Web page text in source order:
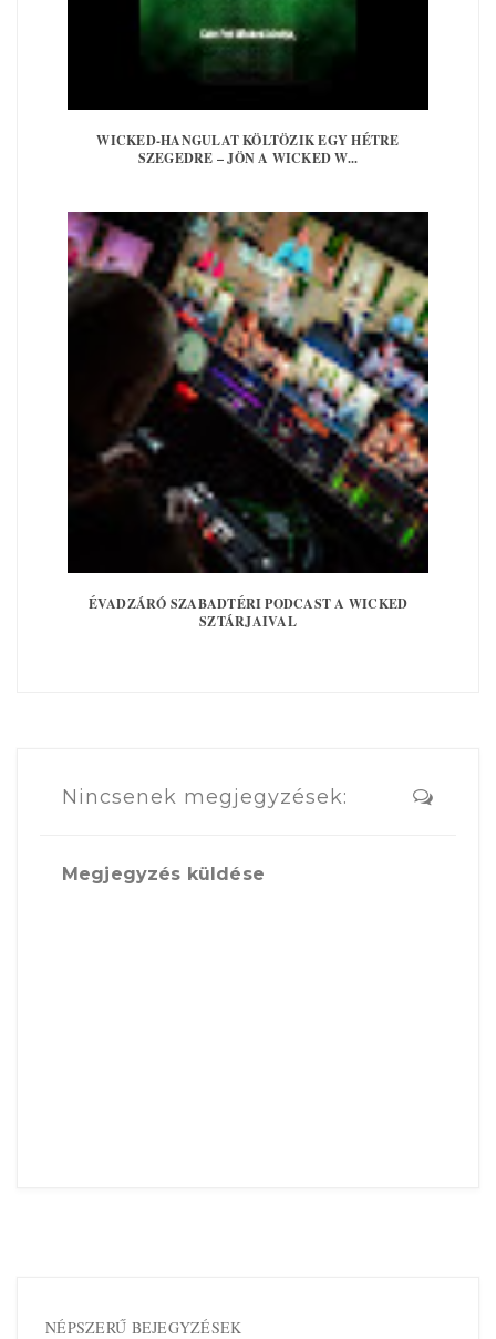
WICKED-HANGULAT KÖLTÖZIK EGY HÉTRE
SZEGEDRE – JÖN A WICKED W...
ÉVADZÁRÓ SZABADTÉRI PODCAST A WICKED
SZTÁRJAIVAL
Nincsenek megjegyzések:
Megjegyzés küldése
NÉPSZERŰ BEJEGYZÉSEK